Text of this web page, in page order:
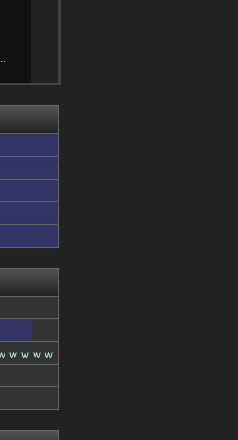
ｗｗｗｗ